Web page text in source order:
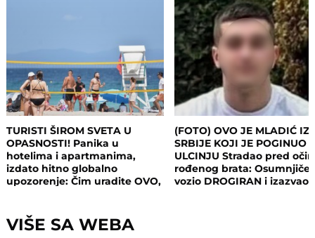
TURISTI ŠIROM SVETA U
OPASNOSTI! Panika u
hotelima i apartmanima,
izdato hitno globalno
upozorenje: Čim uradite OVO,
(FOTO) OVO JE MLADIĆ IZ
SRBIJE KOJI JE POGINUO
ULCINJU Stradao pred
rođenog brata:
vozio DROGIRAN i izazvao
VIŠE SA WEBA